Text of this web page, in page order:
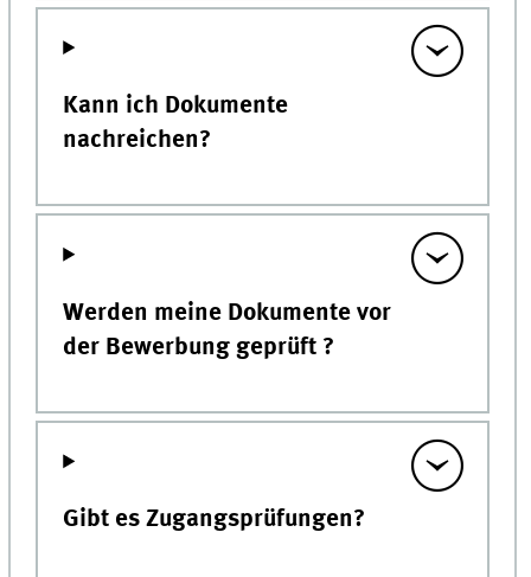
Kann ich Dokumente
nachreichen?
Werden meine Dokumente vor
der Bewerbung geprüft ?
Gibt es Zugangsprüfungen?